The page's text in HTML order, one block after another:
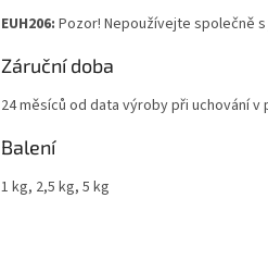
EUH206: Pozor! Nepoužívejte společně
Záruční doba
24 měsíců od data výroby při uchování
Balení
1 kg, 2,5 kg, 5 kg